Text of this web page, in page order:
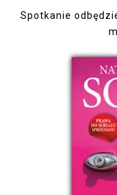
Spotkanie